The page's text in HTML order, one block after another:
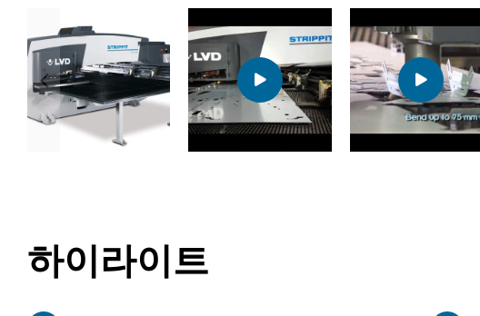
하이라이트